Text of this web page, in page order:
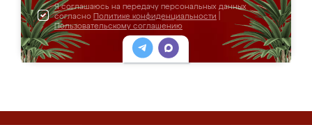
Я соглашаюсь на передачу персональных данных
согласно Политике конфиденциальности
Пользовательскому соглашению